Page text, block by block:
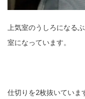
上気室のうしろになる
室になっています。
仕切りを2枚抜いていま